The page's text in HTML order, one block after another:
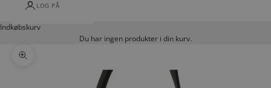
LOG PÅ
Indkøbskurv
Du har ingen produkter i din kurv.
Zoom